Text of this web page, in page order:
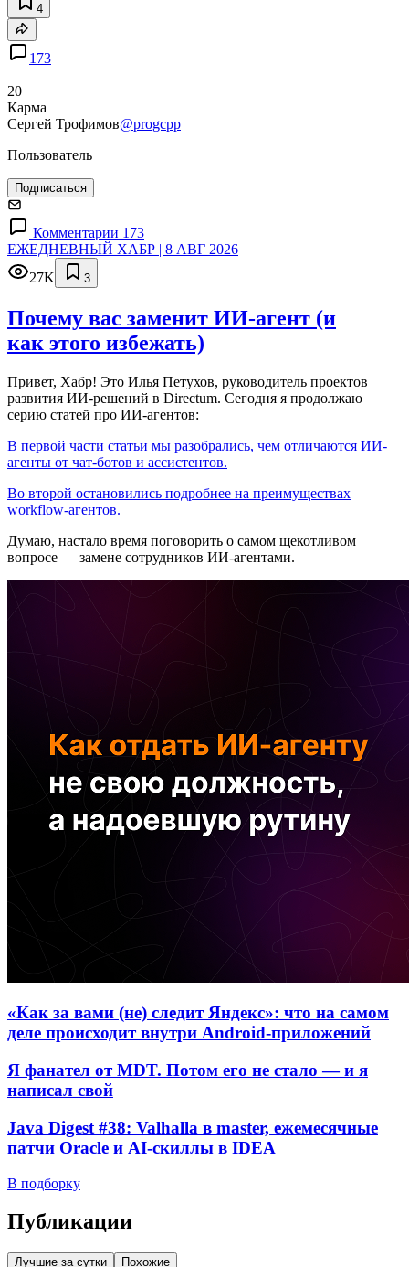
4
173
20
Карма
Сергей Трофимов@progcpp
Пользователь
Подписаться
Комментарии 173
ЕЖЕДНЕВНЫЙ ХАБР | 8 АВГ 2026
27K
3
Почему вас заменит ИИ‑агент (и
как этого избежать)
Привет, Хабр! Это Илья Петухов, руководитель проектов
развития ИИ-решений в Directum. Сегодня я продолжаю
серию статей про ИИ-агентов:
В первой части статьи мы разобрались, чем отличаются ИИ-
агенты от чат-ботов и ассистентов.
Во второй остановились подробнее на преимуществах
workflow-агентов.
Думаю, настало время поговорить о самом щекотливом
вопросе — замене сотрудников ИИ-агентами.
«Как за вами (не) следит Яндекс»: что на самом
деле происходит внутри Android-приложений
Я фанател от MDT. Потом его не стало — и я
написал свой
Java Digest #38: Valhalla в master, ежемесячные
патчи Oracle и AI-скиллы в IDEA
В подборку
Публикации
Лучшие за сутки Похожие